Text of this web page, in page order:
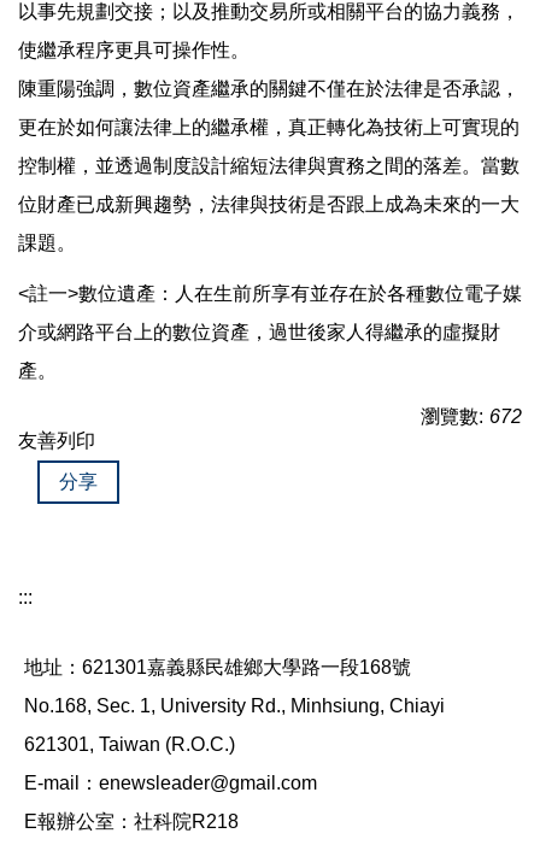
以事先規劃交接；以及推動交易所或相關平台的協力義務，
使繼承程序更具可操作性。
陳重陽強調，數位資產繼承的關鍵不僅在於法律是否承認，
更在於如何讓法律上的繼承權，真正轉化為技術上可實現的
控制權，並透過制度設計縮短法律與實務之間的落差。當數
位財產已成新興趨勢，法律與技術是否跟上成為未來的一大
課題。
<註一>數位遺產：人在生前所享有並存在於各種數位電子媒
介或網路平台上的數位資產，過世後家人得繼承的虛擬財
產。
瀏覽數: 672
友善列印
分享
:::
地址：621301嘉義縣民雄鄉大學路一段168號
No.168, Sec. 1, University Rd., Minhsiung, Chiayi
621301, Taiwan (R.O.C.)
E-mail：enewsleader@gmail.com
E報辦公室：社科院R218